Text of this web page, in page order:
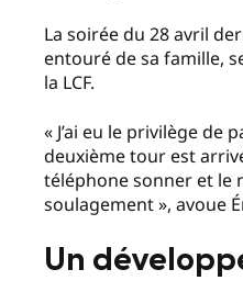
La soirée du 28 avril
entouré de sa famille,
la LCF.
« J’ai eu le privilège de
deuxième tour est
téléphone sonner et le
soulagement », avoue
Un